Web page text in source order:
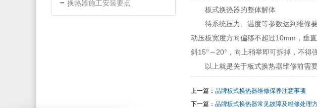
换热器施工安装要点
板式换热器的整体解体
待系统压力、温度等参数达到维修
动压板宽度方向偏移不超过10mm，垂
斜15°～20°，向上稍举即可拆掉，不得
以上就是关于板式换热器维修前需
上一篇： 品牌板式换热器维修保养注意事项
下一篇： 品牌板式换热器常见故障及维修处理